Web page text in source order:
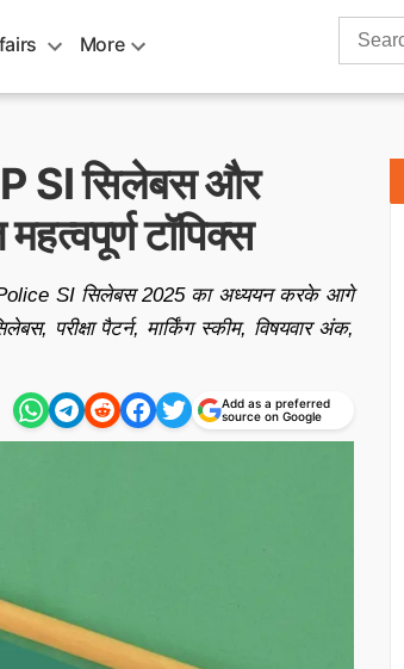
More
Search
SI सिलेबस और
टॉपिक्स
Police SI सिलेबस 2025 का अध्ययन करके आगे
परीक्षा पैटर्न, मार्किंग स्कीम, विषयवार अंक,
Add as a preferred
source on Google